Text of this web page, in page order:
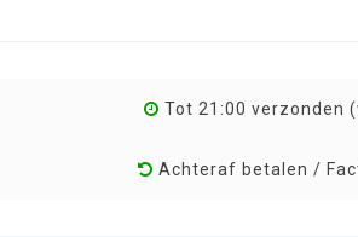
Tot 21:00 verzonden
Achteraf betalen /